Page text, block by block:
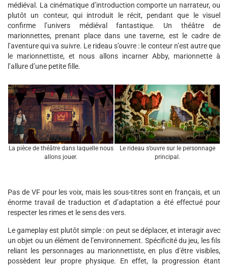
médiéval. La cinématique d’introduction comporte un narrateur, ou
plutôt un conteur, qui introduit le récit, pendant que le visuel
confirme l’univers médiéval fantastique. Un théâtre de
marionnettes, prenant place dans une taverne, est le cadre de
l’aventure qui va suivre. Le rideau s’ouvre : le conteur n’est autre que
le marionnettiste, et nous allons incarner Abby, marionnette à
l’allure d’une petite fille.
La pièce de théâtre dans laquelle nous
allons jouer.
Le rideau s’ouvre sur le personnage
principal.
Pas de VF pour les voix, mais les sous-titres sont en français, et un
énorme travail de traduction et d’adaptation a été effectué pour
respecter les rimes et le sens des vers.
Le gameplay est plutôt simple : on peut se déplacer, et interagir avec
un objet ou un élément de l’environnement. Spécificité du jeu, les fils
reliant les personnages au marionnettiste, en plus d’être visibles,
possèdent leur propre physique. En effet, la progression étant